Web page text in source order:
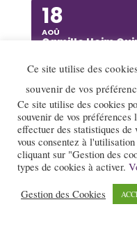
18
AOÛ
Camille Heim
18
AOÛ
Benny Green
Annecy
19
AOÛ
Rusan Filiztek
Ce site utilise des
souvenir de vos
Ce site utilise des cookies
souvenir de vos
effectuer des statistiques
vous consentez à
cliquant sur "Gestion des
types de cookies à activer.
Gestion des Cookies